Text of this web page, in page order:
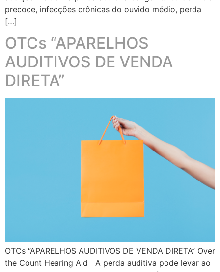
precoce, infecções crônicas do ouvido médio, perda
[…]
OTCs “APARELHOS
AUDITIVOS DE VENDA
DIRETA”
OTCs “APARELHOS AUDITIVOS DE VENDA DIRETA” Over
the Count Hearing Aid A perda auditiva pode levar ao